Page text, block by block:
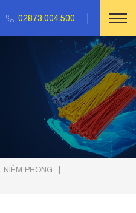
02873.004.500
NIÊM PHONG